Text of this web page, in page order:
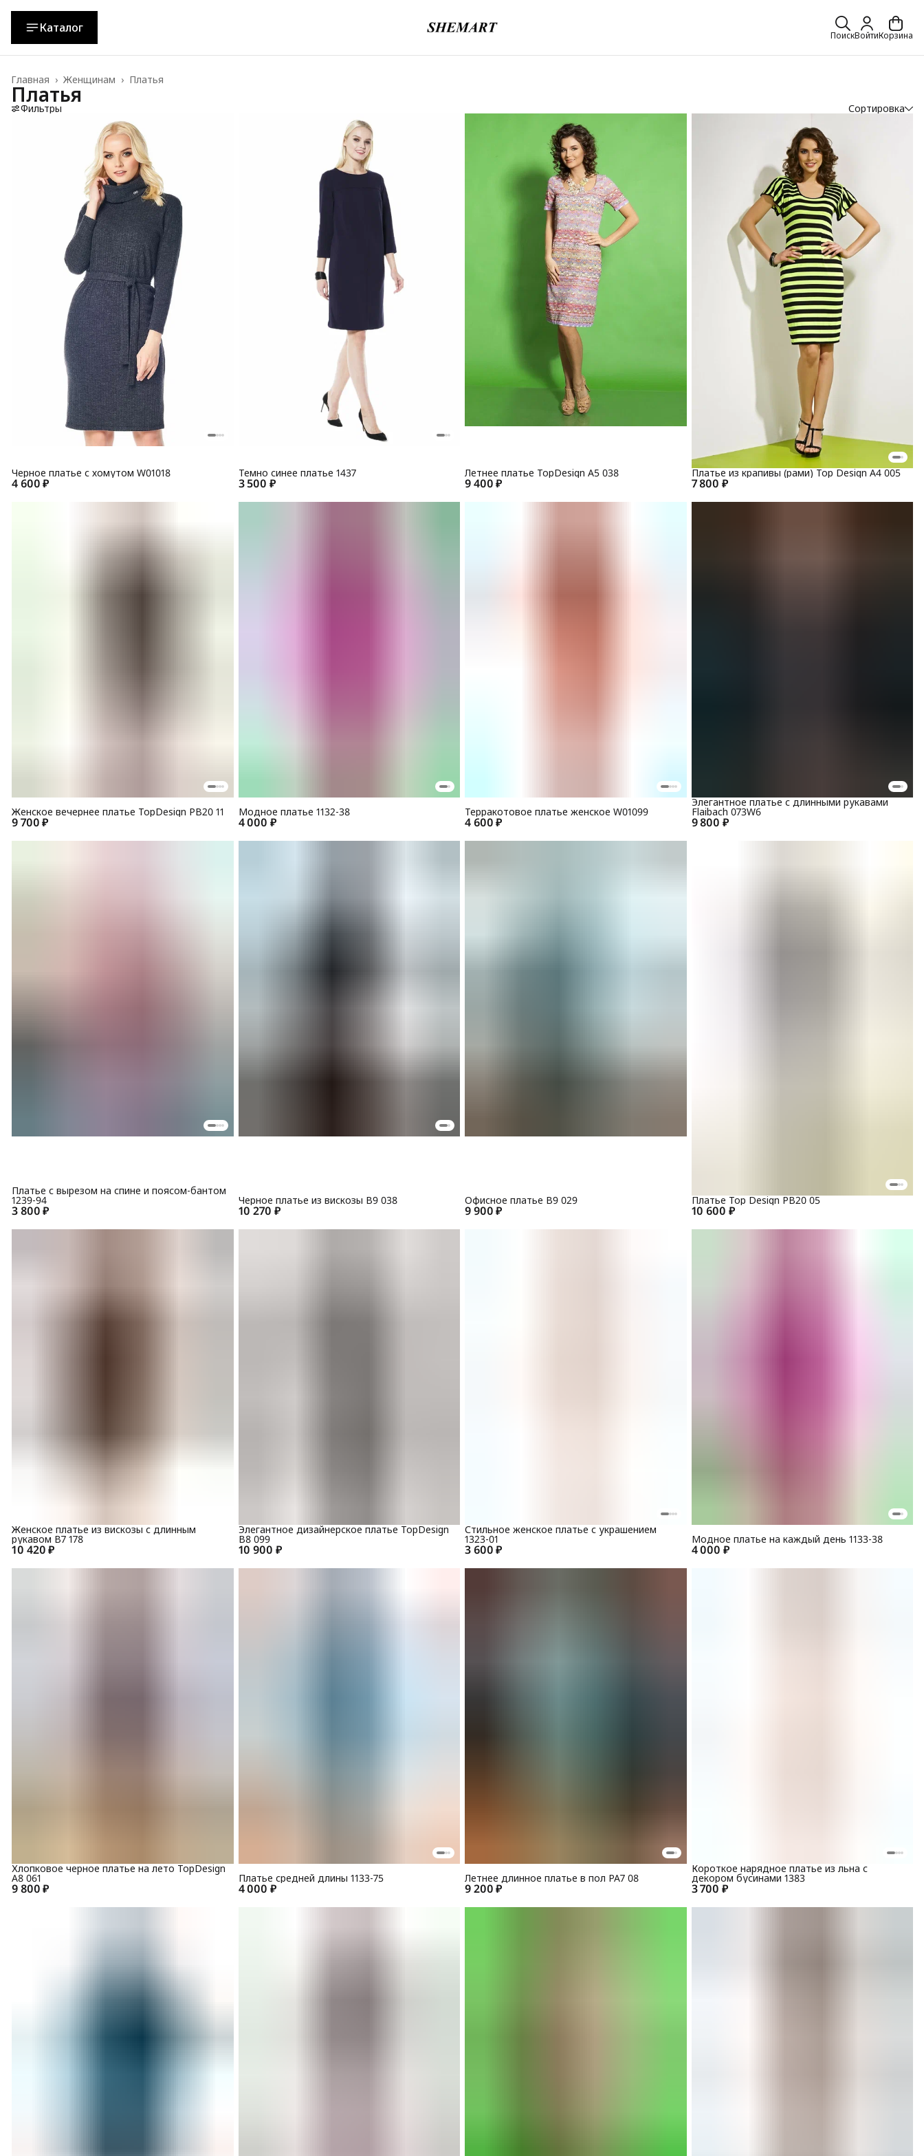
Каталог
ПоискВойтиКорзина
Платья
Женщинам ›
Главная ›
Платья
Фильтры Сортировка
4 600 ₽
Черное платье с хомутом W01018
3 500 ₽
Темно синее платье 1437
9 400 ₽
Летнее платье TopDesign A5 038
7 800 ₽
Платье из крапивы (рами) Top Design А4 005
9 700 ₽
Женское вечернее платье TopDesign PB20 11
4 000 ₽
Модное платье 1132-38
4 600 ₽
Терракотовое платье женское W01099
9 800 ₽
Элегантное платье с длинными рукавами
Flaibach 073W6
3 800 ₽
Платье с вырезом на спине и поясом-бантом
1239-94
10 270 ₽
Черное платье из вискозы B9 038
9 900 ₽
Офисное платье B9 029
10 600 ₽
Платье Top Design РВ20 05
10 420 ₽
Женское платье из вискозы с длинным
рукавом В7 178
10 900 ₽
Элегантное дизайнерское платье TopDesign
B8 099
3 600 ₽
Стильное женское платье с украшением
1323-01
4 000 ₽
Модное платье на каждый день 1133-38
9 800 ₽
Хлопковое черное платье на лето TopDesign
A8 061
4 000 ₽
Платье средней длины 1133-75
9 200 ₽
Летнее длинное платье в пол РА7 08
3 700 ₽
Короткое нарядное платье из льна с
декором бусинами 1383